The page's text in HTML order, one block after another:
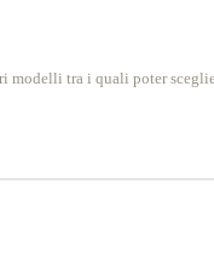
modelli tra i quali poter